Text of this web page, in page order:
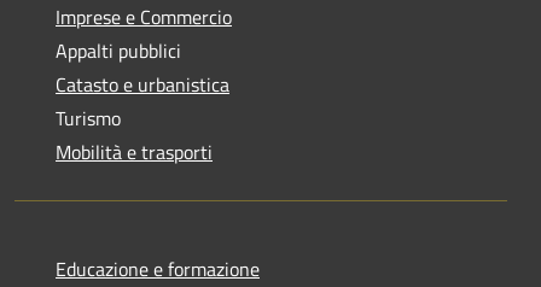
Imprese e Commercio
Appalti pubblici
Catasto e urbanistica
Turismo
Mobilità e trasporti
Educazione e formazione